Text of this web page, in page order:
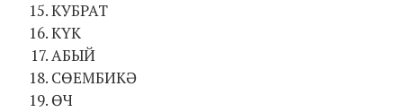
КУБРАТ
КҮК
АБЫЙ
СӨЕМБИКӘ
ӨЧ